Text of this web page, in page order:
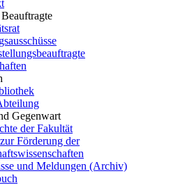
Gegenwart
der Fakultät
Förderung der
und Meldungen (Archiv)